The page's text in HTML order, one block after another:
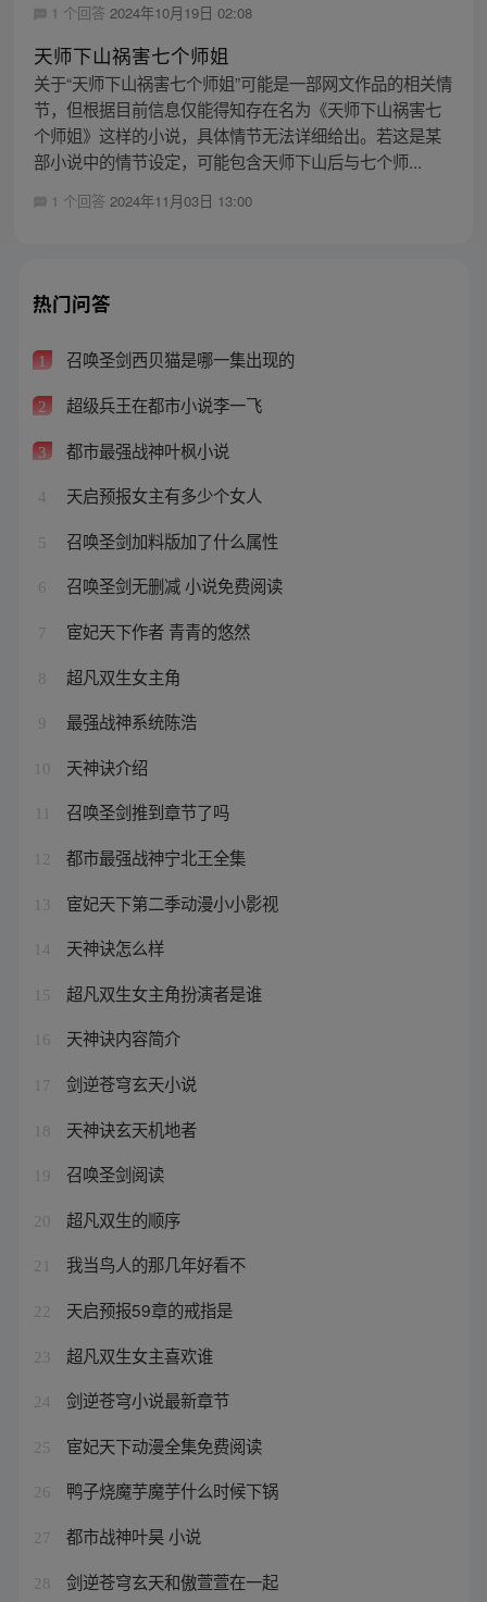
1 个回答 2024年10月19日 02:08
天师下山祸害七个师姐
关于“天师下山祸害七个师姐”可能是一部网文作品的相关情
节，但根据目前信息仅能得知存在名为《天师下山祸害七
个师姐》这样的小说，具体情节无法详细给出。若这是某
部小说中的情节设定，可能包含天师下山后与七个师...
1 个回答 2024年11月03日 13:00
热门问答
1 召唤圣剑西贝猫是哪一集出现的
2 超级兵王在都市小说李一飞
3 都市最强战神叶枫小说
4 天启预报女主有多少个女人
5 召唤圣剑加料版加了什么属性
6 召唤圣剑无删减 小说免费阅读
7 宦妃天下作者 青青的悠然
8 超凡双生女主角
9 最强战神系统陈浩
10 天神诀介绍
召唤圣剑推到章节了吗
12 都市最强战神宁北王全集
13 宦妃天下第二季动漫小小影视
14 天神诀怎么样
15 超凡双生女主角扮演者是谁
16 天神诀内容简介
17 剑逆苍穹玄天小说
18 天神诀玄天机地者
19 召唤圣剑阅读
20 超凡双生的顺序
21 我当鸟人的那几年好看不
22 天启预报59章的戒指是
23 超凡双生女主喜欢谁
24 剑逆苍穹小说最新章节
25 宦妃天下动漫全集免费阅读
26 鸭子烧魔芋魔芋什么时候下锅
27 都市战神叶昊 小说
28 剑逆苍穹玄天和傲萱萱在一起